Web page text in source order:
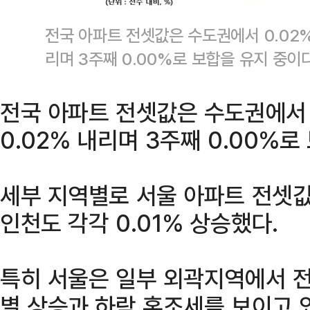
전국 아파트 전셋값은 수도권에서
리며 3주째 0.00%로 보합을 유지 중
전국 아파트 전셋값은 수도권에
0.02% 내리며 3주째 0.00%로
세부 지역별로 서울 아파트 전
인천도 각각 0.01% 상승했다.
특히 서울은 일부 외곽지역에서